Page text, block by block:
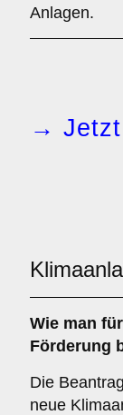
Anlagen.
→ Jetzt
Wie man
Förderung
Die
neue